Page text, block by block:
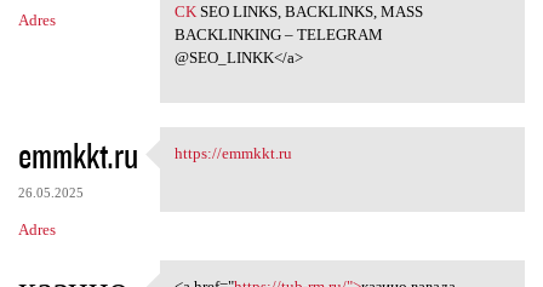
Adres
CKSEO LINKS, BACKLINKS, MASS
BACKLINKING – TELEGRAM
@SEO_LINKK</a>
emmkkt.ru
26.05.2025
Adres
https://emmkkt.ru
https://emmkkt.ru